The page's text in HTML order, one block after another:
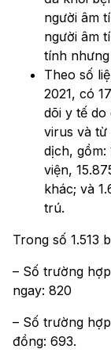
người âm
người âm
tính
Theo số
2021, có
dõi y tế do
virus và
dịch,
viện,
khác; và
trú.
Trong số 1.513
– Số trường
ngay: 820
– Số trường
đồng: 693.